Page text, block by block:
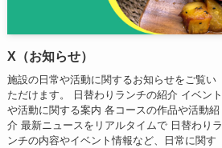
X（お知らせ）
施設の日常や活動に関するお知らせをご覧い
ただけます。 日替わりランチの紹介 イベント
や活動に関する案内 各コースの作品や活動紹
介 最新ニュースをリアルタイムで 日替わりラ
ンチの内容やイベント情報など、日常に関す